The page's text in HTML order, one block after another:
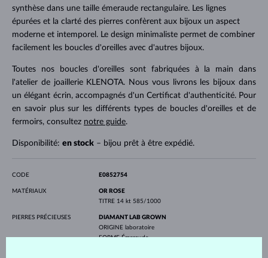
synthèse dans une taille émeraude rectangulaire. Les lignes
épurées et la clarté des pierres confèrent aux bijoux un aspect
moderne et intemporel. Le design minimaliste permet de combiner
facilement les boucles d'oreilles avec d'autres bijoux.
Toutes nos boucles d'oreilles sont fabriquées à la main dans
l'atelier de joaillerie KLENOTA. Nous vous livrons les bijoux dans
un élégant écrin, accompagnés d'un Certificat d'authenticité. Pour
en savoir plus sur les différents types de boucles d'oreilles et de
fermoirs, consultez notre guide.
Disponibilité: en stock– bijou prêt à être expédié.
CODE E0852754
MATÉRIAUX
OR ROSE
TITRE 14 kt 585/1000
PIERRES PRÉCIEUSES
DIAMANT LAB GROWN
ORIGINE laboratoire
FORMEÉmeraude